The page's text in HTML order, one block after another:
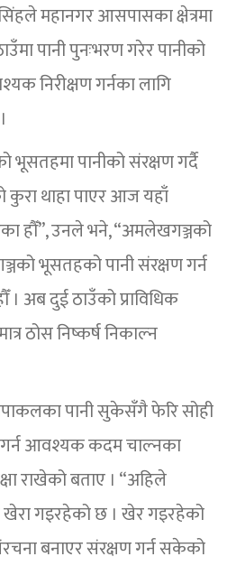
महानगर आसपासका क्षेत्रमा
पानी पुनःभरण गरेर पानीको
निरीक्षण गर्नका लागि
भूसतहमा पानीको संरक्षण गर्दै
कुरा थाहा पाएर आज यहाँ
हौँ”, उनले भने, “अमलेखगञ्जको
भूसतहको पानी संरक्षण गर्न
अब दुई ठाउँको प्राविधिक
ठोस निष्कर्ष निकाल्न
पानी सुकेसँगै फेरि सोही
गर्न आवश्यक कदम चाल्नका
राखेको बताए । “अहिले
खेरा गइरहेको छ । खेर गइरहेको
बनाएर संरक्षण गर्न सकेको